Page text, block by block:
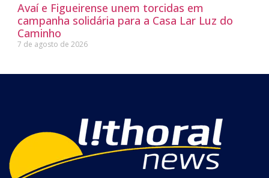
Avaí e Figueirense unem torcidas em
campanha solidária para a Casa Lar Luz do
Caminho
7 de agosto de 2026